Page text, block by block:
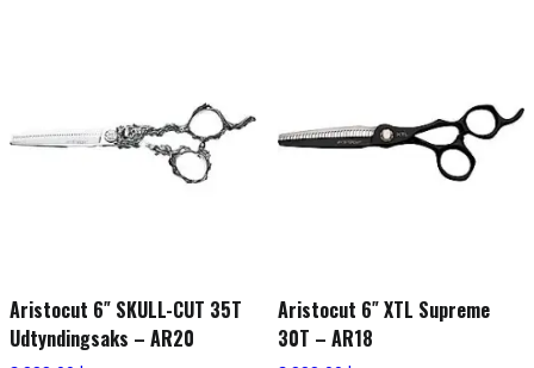
Aristocut 6″ SKULL-CUT 35T
Udtyndingsaks – AR20
Aristocut 6″ XTL Supreme
30T – AR18